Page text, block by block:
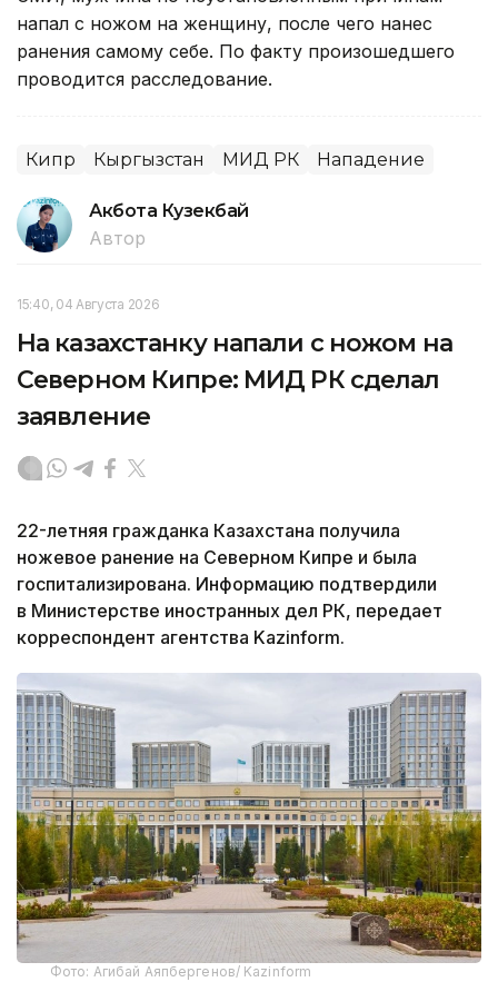
напал с ножом на женщину, после чего нанес
ранения самому себе. По факту произошедшего
проводится расследование.
Кипр Кыргызстан МИД РК Нападение
Акбота Кузекбай
Автор
15:40, 04 Августа 2026
На казахстанку напали с ножом на
Северном Кипре: МИД РК сделал
заявление
22-летняя гражданка Казахстана получила
ножевое ранение на Северном Кипре и была
госпитализирована. Информацию подтвердили
в Министерстве иностранных дел РК, передает
корреспондент агентства Kazinform.
Фото: Агибай Аяпбергенов/ Kazinform